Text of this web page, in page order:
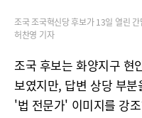
조국 조국혁신당 후보가 13일 열린
허찬영 기자
조국 후보는 화양지구 현
보였지만, 답변 상당 부
'법 전문가' 이미지를 강